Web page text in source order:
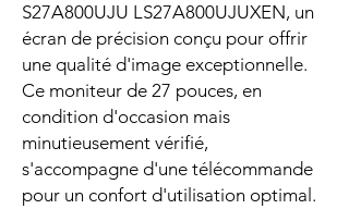
S27A800UJU LS27A800UJUXEN, un
écran de précision conçu pour offrir
une qualité d'image exceptionnelle.
Ce moniteur de 27 pouces, en
condition d'occasion mais
minutieusement vérifié,
s'accompagne d'une télécommande
pour un confort d'utilisation optimal.